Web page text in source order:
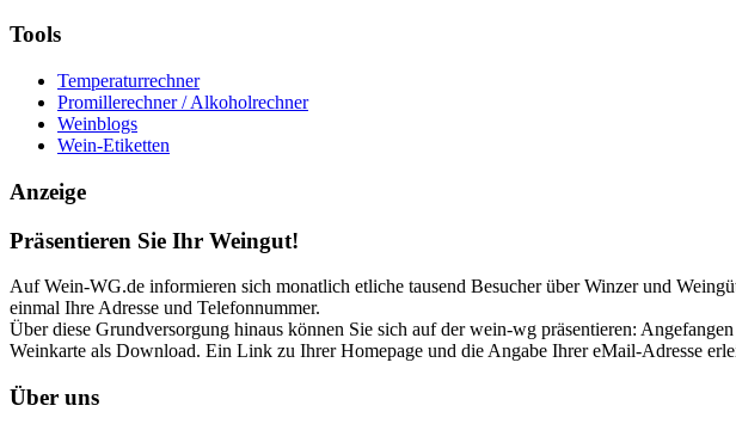
Tools
Temperaturrechner
Promillerechner / Alkoholrechner
Weinblogs
Wein-Etiketten
Anzeige
Präsentieren Sie Ihr Weingut!
Auf Wein-WG.de informieren sich monatlich etliche tausend Besucher über Winzer und
einmal Ihre Adresse und Telefonnummer.
Über diese Grundversorgung hinaus können Sie sich auf der wein-wg präsentieren:
Weinkarte als Download. Ein Link zu Ihrer Homepage und die Angabe Ihrer eMail-Adresse
Über uns